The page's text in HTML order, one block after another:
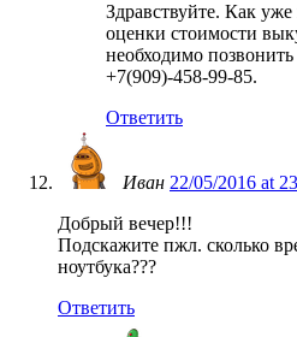
Здравствуйте. Как
оценки стоимости
необходимо
+7(909)-458-99-85.
Ответить
Иван 22/05/2016 at
Добрый вечер!!!
Подскажите пжл. сколько
ноутбука???
Ответить